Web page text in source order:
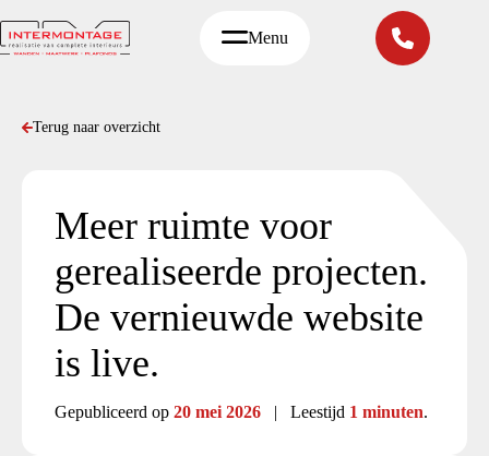
naar
de
Menu
Terug naar overzicht
Meer ruimte voor
gerealiseerde projecten.
De vernieuwde website
is live.
Gepubliceerd op 20 mei 2026 | Leestijd 1 minuten.